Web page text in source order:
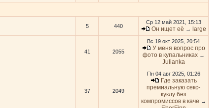
5 440
Ср 12 май 2021, 15:13
Он ищет её → large
41 2055
Вс 19 окт 2025, 20:54
У меня вопрос про
фото в купальниках→
Julianka
37 2049
Пн 04 авг 2025, 01:26
Где заказать
премиальную секс-
куклу без
компромиссов в каче →